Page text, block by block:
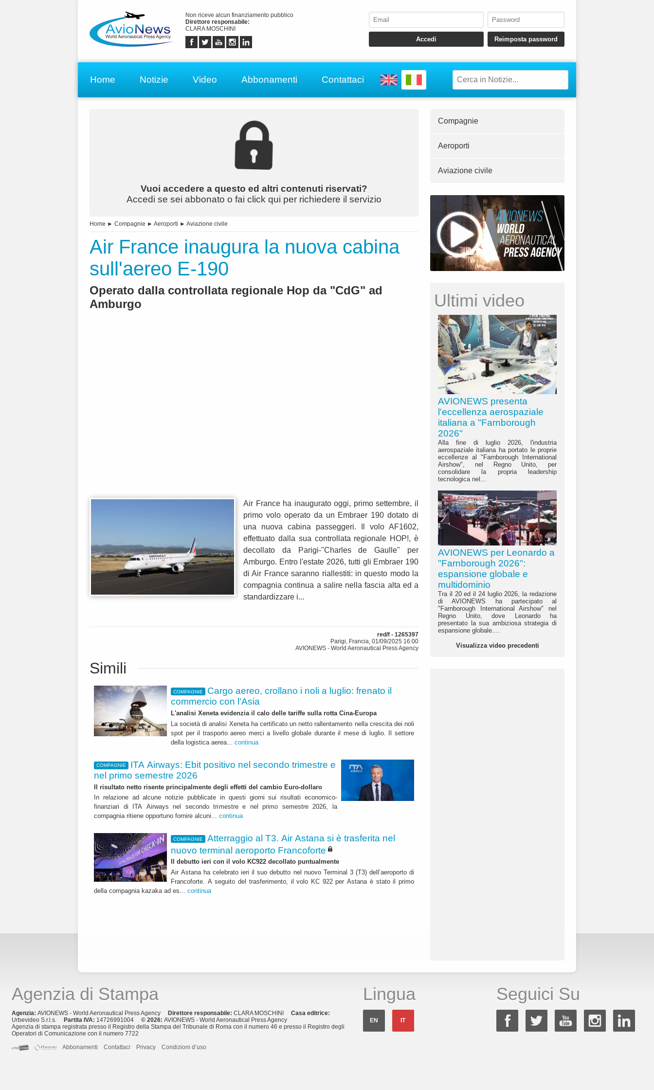
Non riceve alcun finanziamento pubblico
Direttore responsabile:
CLARA MOSCHINI
Home Notizie Video Abbonamenti Contattaci
Vuoi accedere a questo ed altri contenuti riservati?
Accedi se sei abbonato o fai click qui per richiedere il servizio
Home ► Compagnie ► Aeroporti ► Aviazione civile
Air France inaugura la nuova cabina
sull'aereo E-190
Operato dalla controllata regionale Hop da "CdG" ad
Amburgo
Air France ha inaugurato oggi, primo settembre, il
primo volo operato da un Embraer 190 dotato di
una nuova cabina passeggeri. Il volo AF1602,
effettuato dalla sua controllata regionale HOP!, è
decollato da Parigi-"Charles de Gaulle" per
Amburgo. Entro l'estate 2026, tutti gli Embraer 190
di Air France saranno riallestiti: in questo modo la
compagnia continua a salire nella fascia alta ed a
standardizzare i...
red/f - 1265397
Parigi, Francia, 01/09/2025 16:00
AVIONEWS - World Aeronautical Press Agency
Simili
COMPAGNIE
Cargo aereo, crollano i noli a luglio: frenato il
commercio con l'Asia
L'analisi Xeneta evidenzia il calo delle tariffe sulla rotta Cina-Europa
La società di analisi Xeneta ha certificato un netto rallentamento nella crescita dei noli
spot per il trasporto aereo merci a livello globale durante il mese di luglio. Il settore
della logistica aerea... continua
COMPAGNIE
ITA Airways: Ebit positivo nel secondo trimestre e
nel primo semestre 2026
Il risultato netto risente principalmente degli effetti del cambio Euro-dollaro
In relazione ad alcune notizie pubblicate in questi giorni sui risultati economico-
finanziari di ITA Airways nel secondo trimestre e nel primo semestre 2026, la
compagnia ritiene opportuno fornire alcuni... continua
COMPAGNIE
Atterraggio al T3. Air Astana si è trasferita nel
nuovo terminal aeroporto Francoforte
Il debutto ieri con il volo KC922 decollato puntualmente
Air Astana ha celebrato ieri il suo debutto nel nuovo Terminal 3 (T3) dell’aeroporto di
Francoforte. A seguito del trasferimento, il volo KC 922 per Astana è stato il primo
della compagnia kazaka ad es... continua
Compagnie
Aeroporti
Aviazione civile
Ultimi video
AVIONEWS presenta
l'eccellenza aerospaziale
italiana a "Farnborough
2026"
Alla fine di luglio 2026, l'industria
aerospaziale italiana ha portato le proprie
eccellenze al "Farnborough International
Airshow", nel Regno Unito, per
consolidare la propria leadership
tecnologica nel...
AVIONEWS per Leonardo a
"Farnborough 2026":
espansione globale e
multidominio
Tra il 20 ed il 24 luglio 2026, la redazione
di AVIONEWS ha partecipato al
"Farnborough International Airshow" nel
Regno Unito, dove Leonardo ha
presentato la sua ambiziosa strategia di
espansione globale....
Visualizza video precedenti
Agenzia di Stampa
Agenzia: AVIONEWS - World Aeronautical Press Agency Direttore responsabile: CLARA MOSCHINI Casa editrice:
Urbevideo S.r.l.s.
Partita IVA: 14726991004 © 2026: AVIONEWS - World Aeronautical Press Agency
Agenzia di stampa registrata presso il Registro della Stampa del Tribunale di Roma con il numero 46 e presso il Registro degli
Operatori di Comunicazione con il numero 7722
Abbonamenti
Contattaci Privacy Condizioni d’uso
Lingua
EN IT
Seguici Su